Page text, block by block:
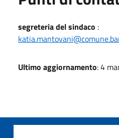
segreteria del sindaco :
Ultimo aggiornamento: 4